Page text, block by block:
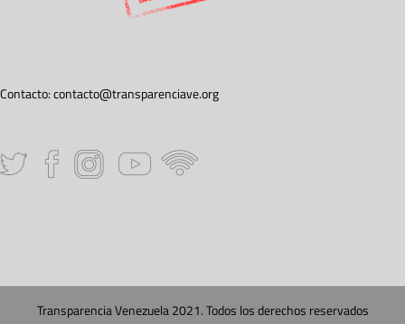
Contacto:contacto@transparenciave.org
Transparencia Venezuela 2021. Todos los derechos reservados